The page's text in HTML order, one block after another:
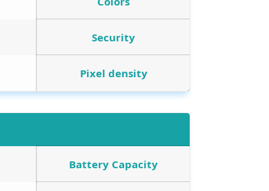
Security
Pixel density
Battery Capacity